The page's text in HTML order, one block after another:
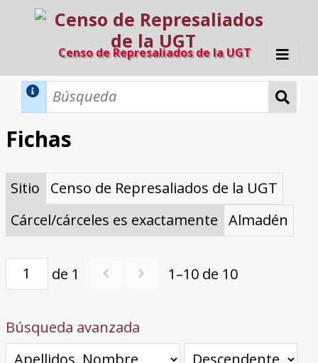
Censo de Represaliados de la UGT
Inicio
Directorio A-Z
Provincias de nacimiento
Profesión
Cárceles
Condenados a muerte
Condenados a muerte (con busca
dinámica)
Ejecutados
El proyecto
Razones y objetivos
El equipo
Colaboradores
Fuentes documentales
Fichas
Sitio
Censo de Represaliados de la UGT
Cárcel/cárceles es exactamente Almadén
de 1 1–10 de 10
Búsqueda avanzada